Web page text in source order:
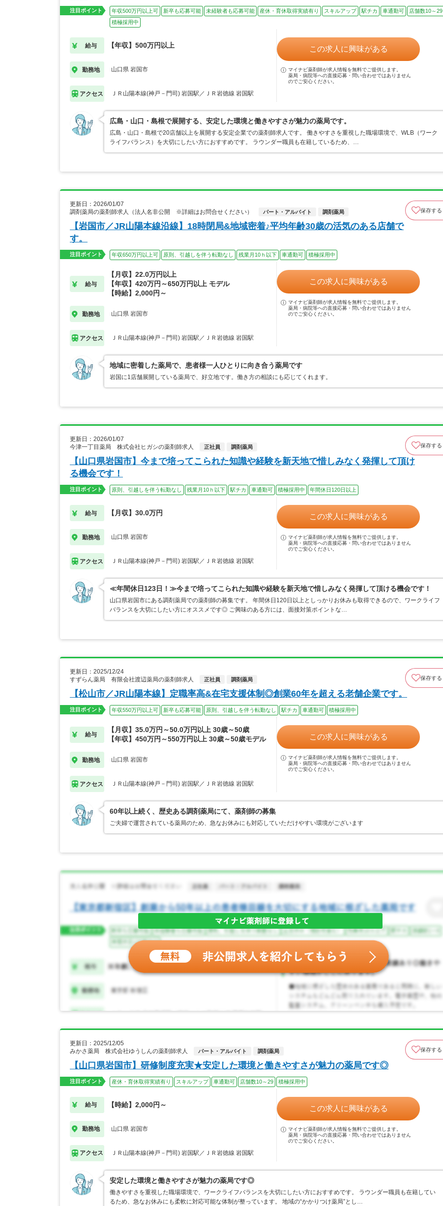
注目ポイント 年収500万円以上可 新卒も応募可能 未経験者も応募可能 産休・育休取得実績有り スキルアップ 駅チカ 車通勤可
店舗数10～29
積極採用中
給与 【年収】500万円以上
勤務地 山口県 岩国市
アクセス ＪＲ山陽本線(神戸－門司) 岩国駅／ＪＲ岩徳線 岩国駅
この求人に興味がある
マイナビ薬剤師が求人情報を無料でご提供します。
薬局・病院等への直接応募・問い合わせではありません
のでご安心ください。
広島・山口・島根で展開する、安定した環境と働きやすさが魅力の薬局です。
広島・山口・島根で20店舗以上を展開する安定企業での薬剤師求人です。 働きやすさを重視した職場環境で、WLB（ワーク
ライフバランス）を大切にしたい方におすすめです。 ラウンダー職員も在籍しているため、…
更新日：2026/01/07
調剤薬局の薬剤師求人（法人名非公開 ※詳細はお問合せください）
パート・アルバイト 調剤薬局 保存する
【岩国市／JR山陽本線沿線】18時閉局&地域密着♪平均年齢30歳の活気のある店舗で
す。
注目ポイント 年収650万円以上可 原則、引越しを伴う転勤なし 残業月10ｈ以下 車通勤可 積極採用中
給与
【月収】22.0万円以上
【年収】420万円～650万円以上 モデル
【時給】2,000円～
勤務地 山口県 岩国市
アクセス ＪＲ山陽本線(神戸－門司) 岩国駅／ＪＲ岩徳線 岩国駅
この求人に興味がある
マイナビ薬剤師が求人情報を無料でご提供します。
薬局・病院等への直接応募・問い合わせではありません
のでご安心ください。
地域に密着した薬局で、患者様一人ひとりに向き合う薬局です
岩国に1店舗展開している薬局で、好立地です。働き方の相談にも応じてくれます。
更新日：2026/01/07
今津一丁目薬局 株式会社ヒガシの薬剤師求人
正社員 調剤薬局 保存する
【山口県岩国市】今まで培ってこられた知識や経験を新天地で惜しみなく発揮して頂け
る機会です！
注目ポイント 原則、引越しを伴う転勤なし 残業月10ｈ以下 駅チカ 車通勤可 積極採用中 年間休日120日以上
給与 【月収】30.0万円
勤務地 山口県 岩国市
アクセス ＪＲ山陽本線(神戸－門司) 岩国駅／ＪＲ岩徳線 岩国駅
この求人に興味がある
マイナビ薬剤師が求人情報を無料でご提供します。
薬局・病院等への直接応募・問い合わせではありません
のでご安心ください。
≪年間休日123日！≫今まで培ってこられた知識や経験を新天地で惜しみなく発揮して頂ける機会です！
山口県岩国市にある調剤薬局での薬剤師の募集です。 年間休日120日以上としっかりお休みも取得できるので、ワークライフ
バランスを大切にしたい方にオススメです◎ ご興味のある方には、面接対策ポイントな…
更新日：2025/12/24
すずらん薬局 有限会社渡辺薬局の薬剤師求人
正社員 調剤薬局 保存する
【松山市／JR山陽本線】定職率高&在宅支援体制◎創業60年を超える老舗企業です。
注目ポイント 年収550万円以上可 新卒も応募可能 原則、引越しを伴う転勤なし 駅チカ 車通勤可 積極採用中
給与
【月収】35.0万円～50.0万円以上 30歳～50歳
【年収】450万円～550万円以上 30歳～50歳モデル
勤務地 山口県 岩国市
アクセス ＪＲ山陽本線(神戸－門司) 岩国駅／ＪＲ岩徳線 岩国駅
この求人に興味がある
マイナビ薬剤師が求人情報を無料でご提供します。
薬局・病院等への直接応募・問い合わせではありません
のでご安心ください。
60年以上続く、歴史ある調剤薬局にて、薬剤師の募集
ご夫婦で運営されている薬局のため、急なお休みにも対応していただけやすい環境がございます
更新日：2025/12/05
みかさ薬局 株式会社ゆうしんの薬剤師求人
パート・アルバイト 調剤薬局 保存する
【山口県岩国市】研修制度充実★安定した環境と働きやすさが魅力の薬局です◎
注目ポイント 産休・育休取得実績有り スキルアップ 車通勤可 店舗数10～29 積極採用中
給与 【時給】2,000円～
勤務地 山口県 岩国市
アクセス ＪＲ山陽本線(神戸－門司) 岩国駅／ＪＲ岩徳線 岩国駅
この求人に興味がある
マイナビ薬剤師が求人情報を無料でご提供します。
薬局・病院等への直接応募・問い合わせではありません
のでご安心ください。
安定した環境と働きやすさが魅力の薬局です◎
働きやすさを重視した職場環境で、ワークライフバランスを大切にしたい方におすすめです。 ラウンダー職員も在籍してい
るため、急なお休みにも柔軟に対応可能な体制が整っています。 地域の“かかりつけ薬局”とし…